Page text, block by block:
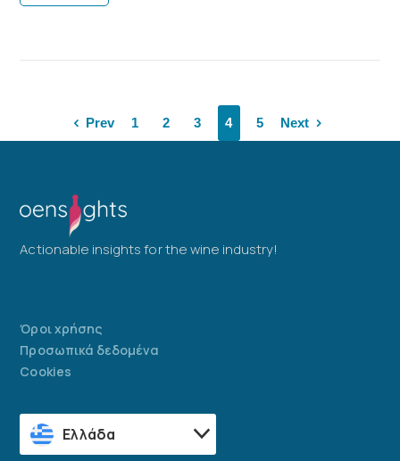
Prev 1 2 3 4 5 Next
Actionable insights for the wine industry!
Όροι χρήσης
Προσωπικά δεδομένα
Cookies
Ελλάδα